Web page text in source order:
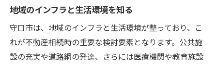
地域のインフラと生活環境を知る
守口市は、地域のインフラと生活環境が整っており、こ
れが不動産相続時の重要な検討要素となります。公共施
設の充実や道路網の発達、さらには医療機関や教育施設